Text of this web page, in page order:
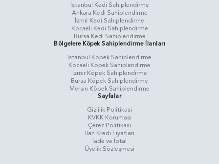
İstanbul Kedi Sahiplendirme
Ankara Kedi Sahiplendirme
İzmir Kedi Sahiplendirme
Kocaeli Kedi Sahiplendirme
Bursa Kedi Sahiplendirme
Bölgelere Köpek Sahiplendirme İlanları
İstanbul Köpek Sahiplendirme
Kocaeli Köpek Sahiplendirme
İzmir Köpek Sahiplendirme
Bursa Köpek Sahiplendirme
Mersin Köpek Sahiplendirme
Sayfalar
Gizlilik Politikasi
KVKK Koruması
Çerez Politikası
İlan Kredi Fiyatları
İade ve İptal
Üyelik Sözleşmesi